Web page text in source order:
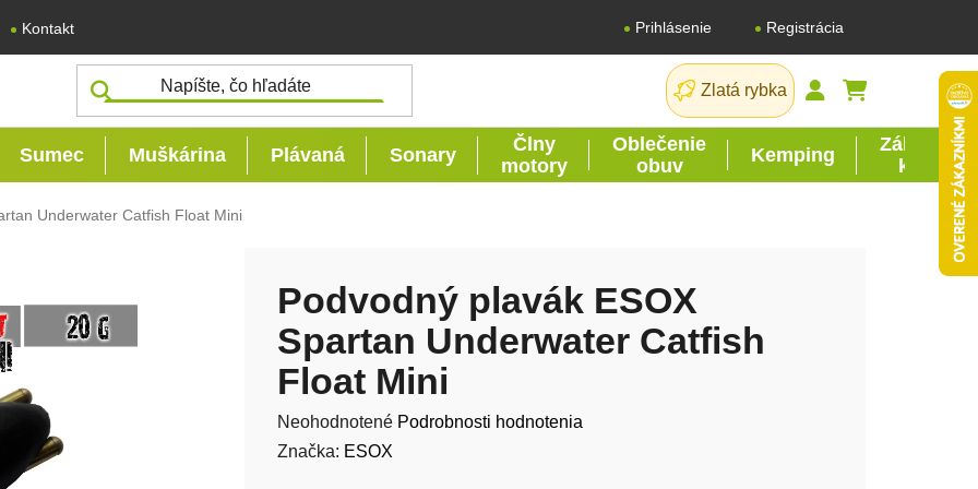
Kontakt Prihlásenie Registrácia
Zlatá rybka
NÁKUPNÝ
Sumec Muškárina Plávaná Sonary
Člny
motory
Oblečenie
obuv
Kemping
Záhrada
kutil
Underwater Catfish Float Mini
Podvodný plavák ESOX
Spartan Underwater Catfish
Float Mini
Priemerné hodnotenie produktu je 0,0 z 5 hviezdičiek.
Neohodnotené Podrobnosti hodnotenia
Značka: ESOX